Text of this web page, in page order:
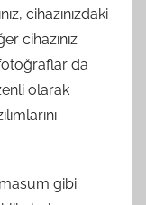
cihazınızdaki
cihazınız
da
olarak
gibi